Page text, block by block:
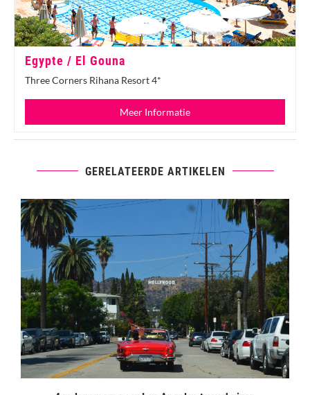
Egypte / El Gouna
Three Corners Rihana Resort 4*
Meer Informatie
GERELATEERDE ARTIKELEN